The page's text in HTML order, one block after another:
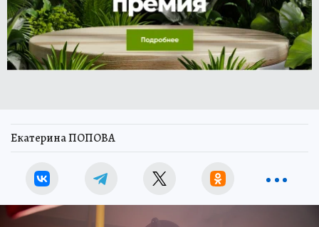
Екатерина ПОПОВА